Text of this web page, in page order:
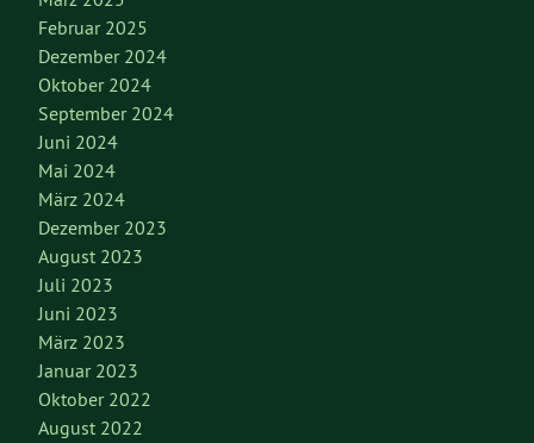
Februar 2025
Dezember 2024
Oktober 2024
September 2024
Juni 2024
Mai 2024
März 2024
Dezember 2023
August 2023
Juli 2023
Juni 2023
März 2023
Januar 2023
Oktober 2022
August 2022